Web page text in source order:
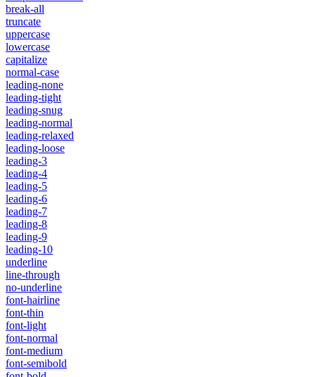
break-all
truncate
uppercase
lowercase
capitalize
normal-case
leading-none
leading-tight
leading-snug
leading-normal
leading-relaxed
leading-loose
leading-3
leading-4
leading-5
leading-6
leading-7
leading-8
leading-9
leading-10
underline
line-through
no-underline
font-hairline
font-thin
font-light
font-normal
font-medium
font-semibold